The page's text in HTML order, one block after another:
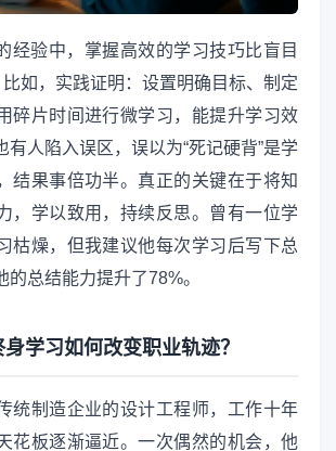
经验中，掌握高效的学习技巧比盲目
比如，实践证明：设置明确目标、制定
碎片时间进行微学习，能提升学习效
有人陷入误区，误以为“死记硬背”是学
结果事倍功半。真正的关键在于将知
，学以致用，持续反思。曾有一位学
枯燥，但我建议他每次学习后写下总
的总结能力提升了78%。
学习如何改变职业轨迹？
统制造企业的设计工程师，工作十年
花板逐渐逼近。一次偶然的机会，他